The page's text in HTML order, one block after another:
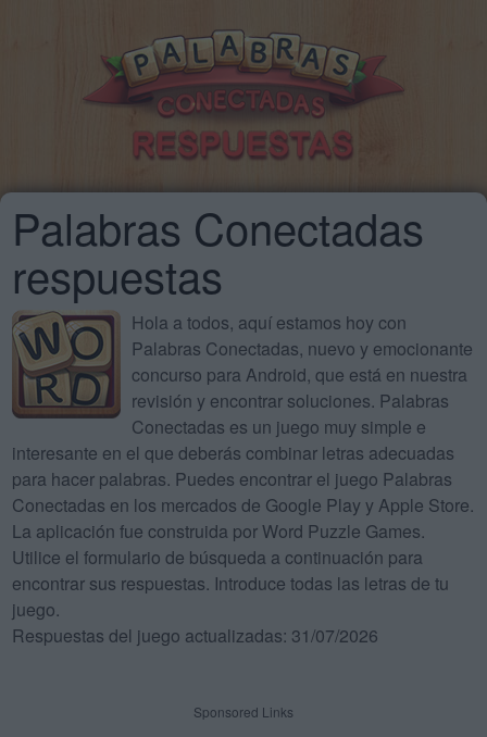
Palabras Conectadas
respuestas
Hola a todos, aquí estamos hoy con
Palabras Conectadas, nuevo y emocionante
concurso para Android, que está en nuestra
revisión y encontrar soluciones. Palabras
Conectadas es un juego muy simple e
interesante en el que deberás combinar letras adecuadas
para hacer palabras. Puedes encontrar el juego Palabras
Conectadas en los mercados de Google Play y Apple Store.
La aplicación fue construida por Word Puzzle Games.
Utilice el formulario de búsqueda a continuación para
encontrar sus respuestas. Introduce todas las letras de tu
juego.
Respuestas del juego actualizadas: 31/07/2026
Sponsored Links